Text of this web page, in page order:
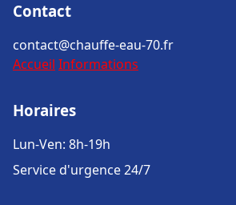
Contact
contact@chauffe-eau-70.fr
Accueil Informations
Horaires
Lun-Ven: 8h-19h
Service d'urgence 24/7